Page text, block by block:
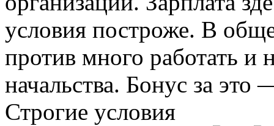
условия построже. В
против много работать и
начальства. Бонус за
Строгие условия